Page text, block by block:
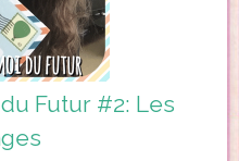
Futur #2: Les